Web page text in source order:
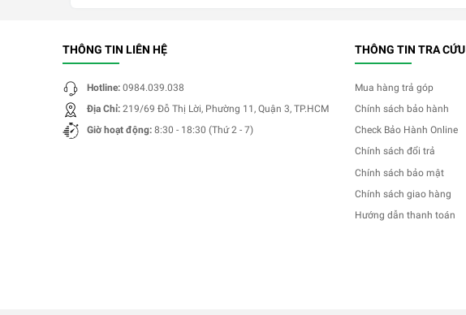
THÔNG TIN LIÊN HỆ
Hotline: 0984.039.038
Địa Chỉ: 219/69 Đỗ Thị Lời, Phường 11, Quận 3, TP.HCM
Giờ hoạt động: 8:30 - 18:30 (Thứ 2 - 7)
THÔNG TIN TRA CỨU
Mua hàng trả góp
Chính sách bảo hành
Check Bảo Hành Online
Chính sách đổi trả
Chính sách bảo mật
Chính sách giao hàng
Hướng dẫn thanh toán